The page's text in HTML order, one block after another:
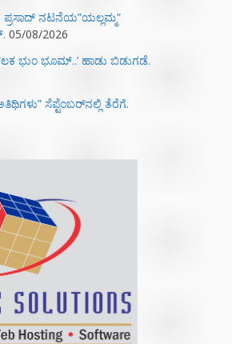
ಪ್ರಸಾದ್ ನಟನೆಯ”ಯಲ್ಲಮ್ಮ”
05/08/2026
ಭುಂ‌ ಭೂಮ್..’ ಹಾಡು ಬಿಡುಗಡೆ.
ಸೆಪ್ಟೆಂಬರ್‌ನಲ್ಲಿ ತೆರೆಗೆ.